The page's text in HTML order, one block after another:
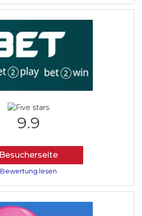
9.9
Besucherseite
Bewertung lesen